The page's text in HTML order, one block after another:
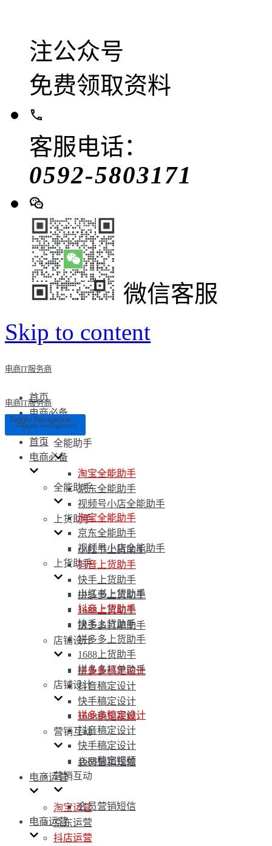
注公众号
免费领取资料
客服电话：
0592-5803171
微信客服
Skip to content
电商IT服务商
首页
电商必备
全能助手
淘宝全能助手
京东全能助手
视频号小店全能助手
上货助手
小红书上货助手
抖音上货助手
快手上货助手
拼多多上货助手
1688上货助手
拼多多打单助手
店铺设计
拼多多稿定设计
抖音稿定设计
快手稿定设计
1688稿定视频
营销互动
会员营销短信
电商运营
淘宝运营
京东运营
抖店运营
电商IT服务商
Toggle Navigation
Toggle Navigation
首页
电商必备
全能助手
淘宝全能助手
京东全能助手
视频号小店全能助手
上货助手
小红书上货助手
抖音上货助手
快手上货助手
拼多多上货助手
1688上货助手
拼多多打单助手
店铺设计
拼多多稿定设计
抖音稿定设计
快手稿定设计
1688稿定视频
营销互动
会员营销短信
电商运营